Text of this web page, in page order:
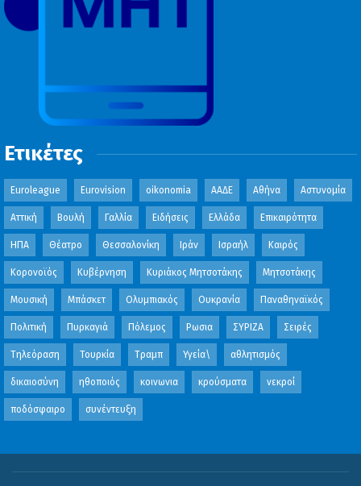
Ετικέτες
Euroleague Eurovision oikonomia ΑΑΔΕ Αθήνα Αστυνομία
Αττική Βουλή Γαλλία Ειδήσεις Ελλάδα Επικαιρότητα
ΗΠΑ Θέατρο Θεσσαλονίκη Ιράν Ισραήλ Καιρός
Κορονοϊός Κυβέρνηση Κυριάκος Μητσοτάκης Μητσοτάκης
Μουσική Μπάσκετ Ολυμπιακός Ουκρανία Παναθηναϊκός
Πολιτική Πυρκαγιά Πόλεμος Ρωσια ΣΥΡΙΖΑ Σειρές
Τηλεόραση Τουρκία Τραμπ Υγεία\ αθλητισμός
δικαιοσύνη ηθοποιός κοινωνια κρούσματα νεκροί
ποδόσφαιρο συνέντευξη